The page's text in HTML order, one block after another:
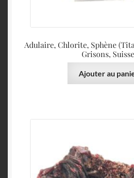
Adulaire, Chlorite, Sphène
Grisons,
Ajouter au